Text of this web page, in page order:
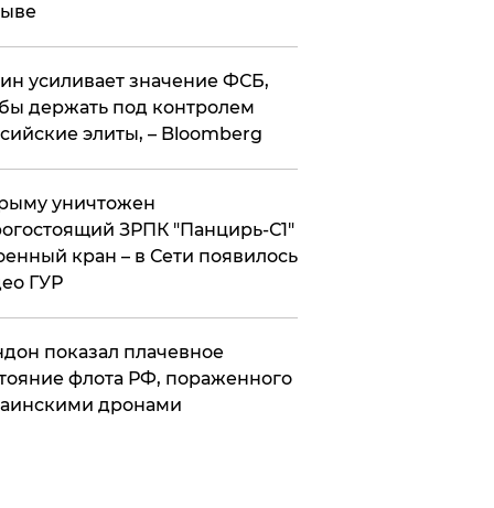
усиливает значение ФСБ,
держать под контролем
элиты, – Bloomberg
уничтожен
ЗРПК "Панцирь-С1"
кран – в Сети появилось
ГУР
показал плачевное
флота РФ, пораженного
дронами